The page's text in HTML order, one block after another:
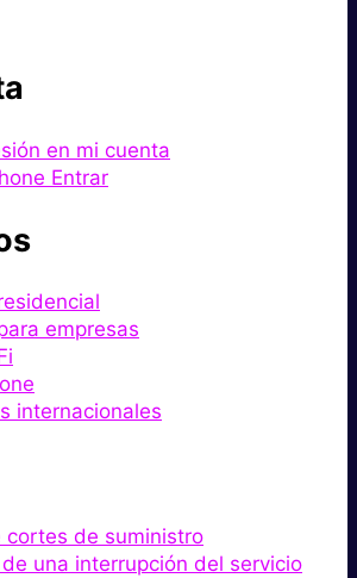
en mi cuenta
Entrar
empresas
internacionales
cortes de suministro
una interrupción del servicio